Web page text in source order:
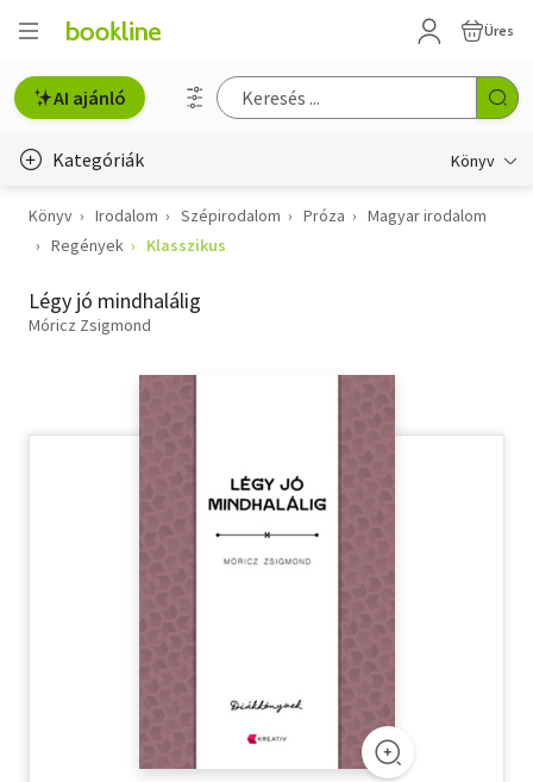
Üres
AI ajánló
Kategóriák Könyv
Életmód, egészség
Gyermek- és ifjúsági
Hobbi, szabadidő
Könyv Irodalom Szépirodalom Próza
Magyar irodalom
Regények
Klasszikus
Légy jó mindhalálig
Móricz Zsigmond